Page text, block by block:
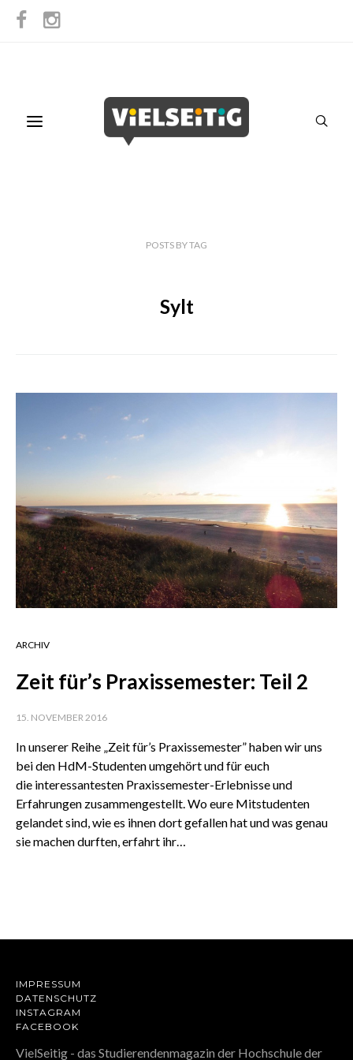
POSTS BYTAG
Sylt
ARCHIV
Zeit für’s Praxissemester: Teil 2
15. NOVEMBER 2016
In unserer Reihe „Zeit für’s Praxissemester” haben wir uns
bei den HdM-Studenten umgehört und für euch
die interessantesten Praxissemester-Erlebnisse und
Erfahrungen zusammengestellt. Wo eure Mitstudenten
gelandet sind, wie es ihnen dort gefallen hat und was genau
sie machen durften, erfahrt ihr…
IMPRESSUM
DATENSCHUTZ
INSTAGRAM
FACEBOOK
VielSeitig - das Studierendenmagazin der Hochschule der